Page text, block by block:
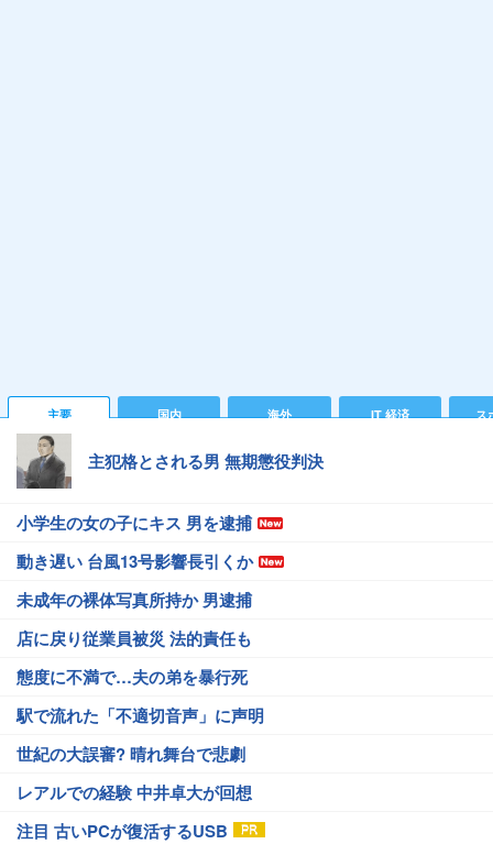
主要 国内 海外 IT 経済 ス
主犯格とされる男 無期懲役判決
小学生の女の子にキス 男を逮捕
動き遅い 台風13号影響長引くか
未成年の裸体写真所持か 男逮捕
店に戻り従業員被災 法的責任も
態度に不満で…夫の弟を暴行死
駅で流れた「不適切音声」に声明
世紀の大誤審? 晴れ舞台で悲劇
レアルでの経験 中井卓大が回想
注目 古いPCが復活するUSB